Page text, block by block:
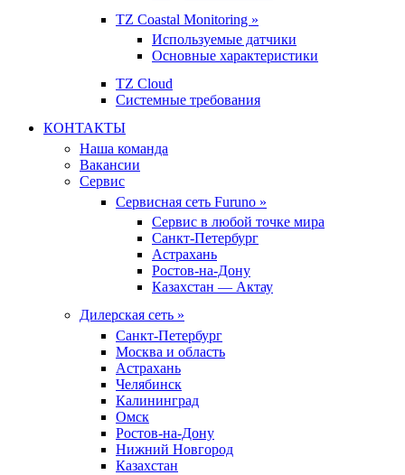
TZ Coastal Monitoring »
Используемые датчики
Основные характеристики
TZ Cloud
Системные требования
КОНТАКТЫ
Наша команда
Вакансии
Сервис
Сервисная сеть Furuno »
Сервис в любой точке мира
Санкт-Петербург
Астрахань
Ростов-на-Дону
Казахстан — Актау
Дилерская сеть »
Санкт-Петербург
Москва и область
Астрахань
Челябинск
Калининград
Омск
Ростов-на-Дону
Нижний Новгород
Казахстан